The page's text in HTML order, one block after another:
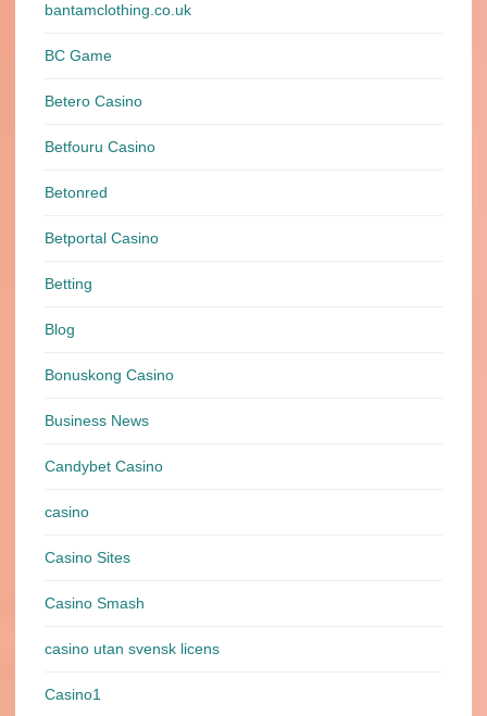
bantamclothing.co.uk
BC Game
Betero Casino
Betfouru Casino
Betonred
Betportal Casino
Betting
Blog
Bonuskong Casino
Business News
Candybet Casino
casino
Casino Sites
Casino Smash
casino utan svensk licens
Casino1